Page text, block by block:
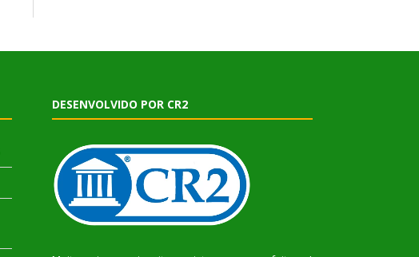
DESENVOLVIDO POR CR2